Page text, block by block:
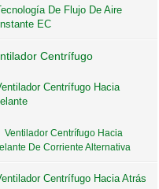
De Flujo De Aire
EC
Centrífugo
Centrífugo Hacia
Ventilador Centrífugo Hacia
De Corriente Alternativa
Centrífugo Hacia Atrás